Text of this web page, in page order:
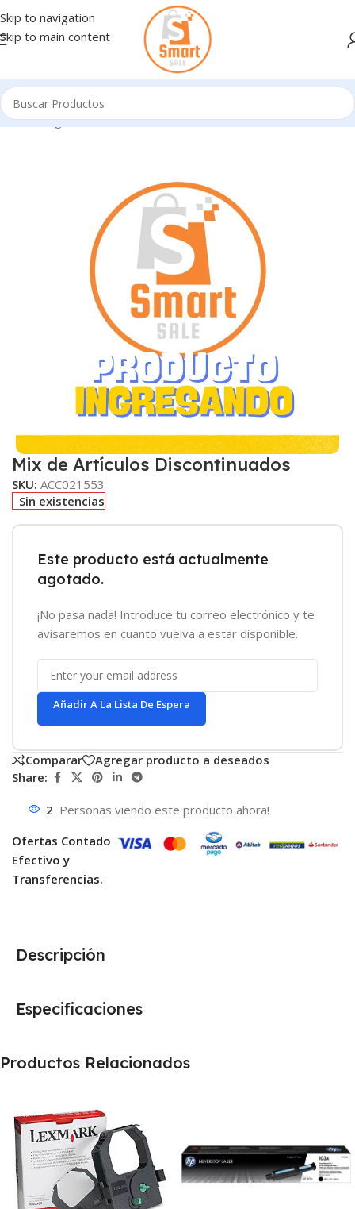
Skip to navigation
Skip to main content
Inicio/Ingresando
Mix de Artículos Discontinuados
SKU: ACC021553
Sin existencias
Este producto está actualmente
agotado.
¡No pasa nada! Introduce tu correo electrónico y te
avisaremos en cuanto vuelva a estar disponible.
Añadir A La Lista De Espera
Comparar
Agregar producto a deseados
Share:
2 Personas viendo este producto ahora!
Ofertas Contado
Efectivo y
Transferencias.
Descripción
Especificaciones
Productos Relacionados